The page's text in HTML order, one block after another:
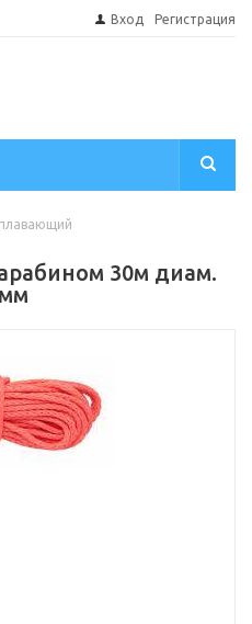
Вход Регистрация
30м диам.